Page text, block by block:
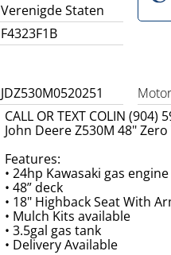
Verenigde Staten
F4323F1B
JDZ530M0520251
CALL OR TEXT COLIN (904)
John Deere Z530M 48"
Features:
• 24hp Kawasaki gas engine
• 48” deck
• 18" Highback Seat With
• Mulch Kits available
• 3.5gal gas tank
• Delivery Available